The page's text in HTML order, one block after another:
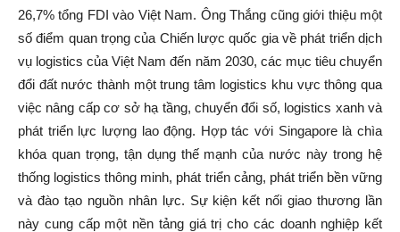
26,7% tổng FDI vào Việt Nam. Ông Thắng cũng giới thiệu một
số điểm quan trọng của Chiến lược quốc gia về phát triển dịch
vụ logistics của Việt Nam đến năm 2030, các mục tiêu chuyển
đổi đất nước thành một trung tâm logistics khu vực thông qua
việc nâng cấp cơ sở hạ tầng, chuyển đổi số, logistics xanh và
phát triển lực lượng lao động. Hợp tác với Singapore là chìa
khóa quan trọng, tận dụng thế mạnh của nước này trong hệ
thống logistics thông minh, phát triển cảng, phát triển bền vững
và đào tạo nguồn nhân lực. Sự kiện kết nối giao thương lần
này cung cấp một nền tảng giá trị cho các doanh nghiệp kết